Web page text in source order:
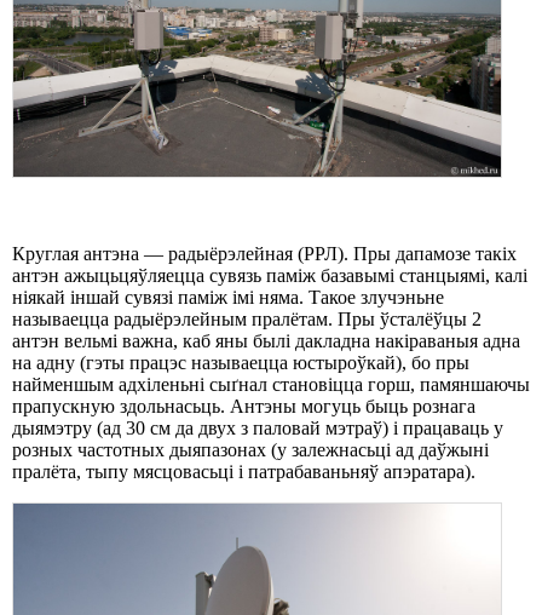
Круглая антэна — радыёрэлейная (РРЛ). Пры дапамозе такіх
антэн ажыцьцяўляецца сувязь паміж базавымі станцыямі, калі
ніякай іншай сувязі паміж імі няма. Такое злучэньне
называецца радыёрэлейным пралётам. Пры ўсталёўцы 2
антэн вельмі важна, каб яны былі дакладна накіраваныя адна
на адну (гэты працэс называецца юстыроўкай), бо пры
найменшым адхіленьні сыґнал становіцца горш, памяншаючы
прапускную здольнасьць. Антэны могуць быць рознага
дыямэтру (ад 30 см да двух з паловай мэтраў) і працаваць у
розных частотных дыяпазонах (у залежнасьці ад даўжыні
пралёта, тыпу мясцовасьці і патрабаваньняў апэратара).